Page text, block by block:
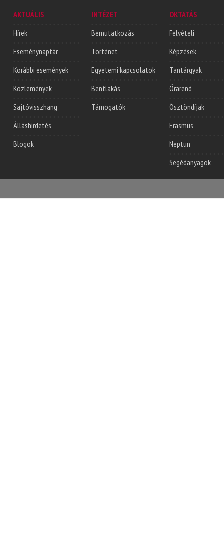
AKTUÁLIS
Hírek
Eseménynaptár
Korábbi események
Közlemények
Sajtóvisszhang
Álláshirdetés
Blogok
INTÉZET
Bemutatkozás
Történet
Egyetemi kapcsolatok
Bentlakás
Támogatók
OKTATÁS
Felvételi
Képzések
Tantárgyak
Órarend
Ösztöndíjak
Erasmus
Neptun
Segédanyagok